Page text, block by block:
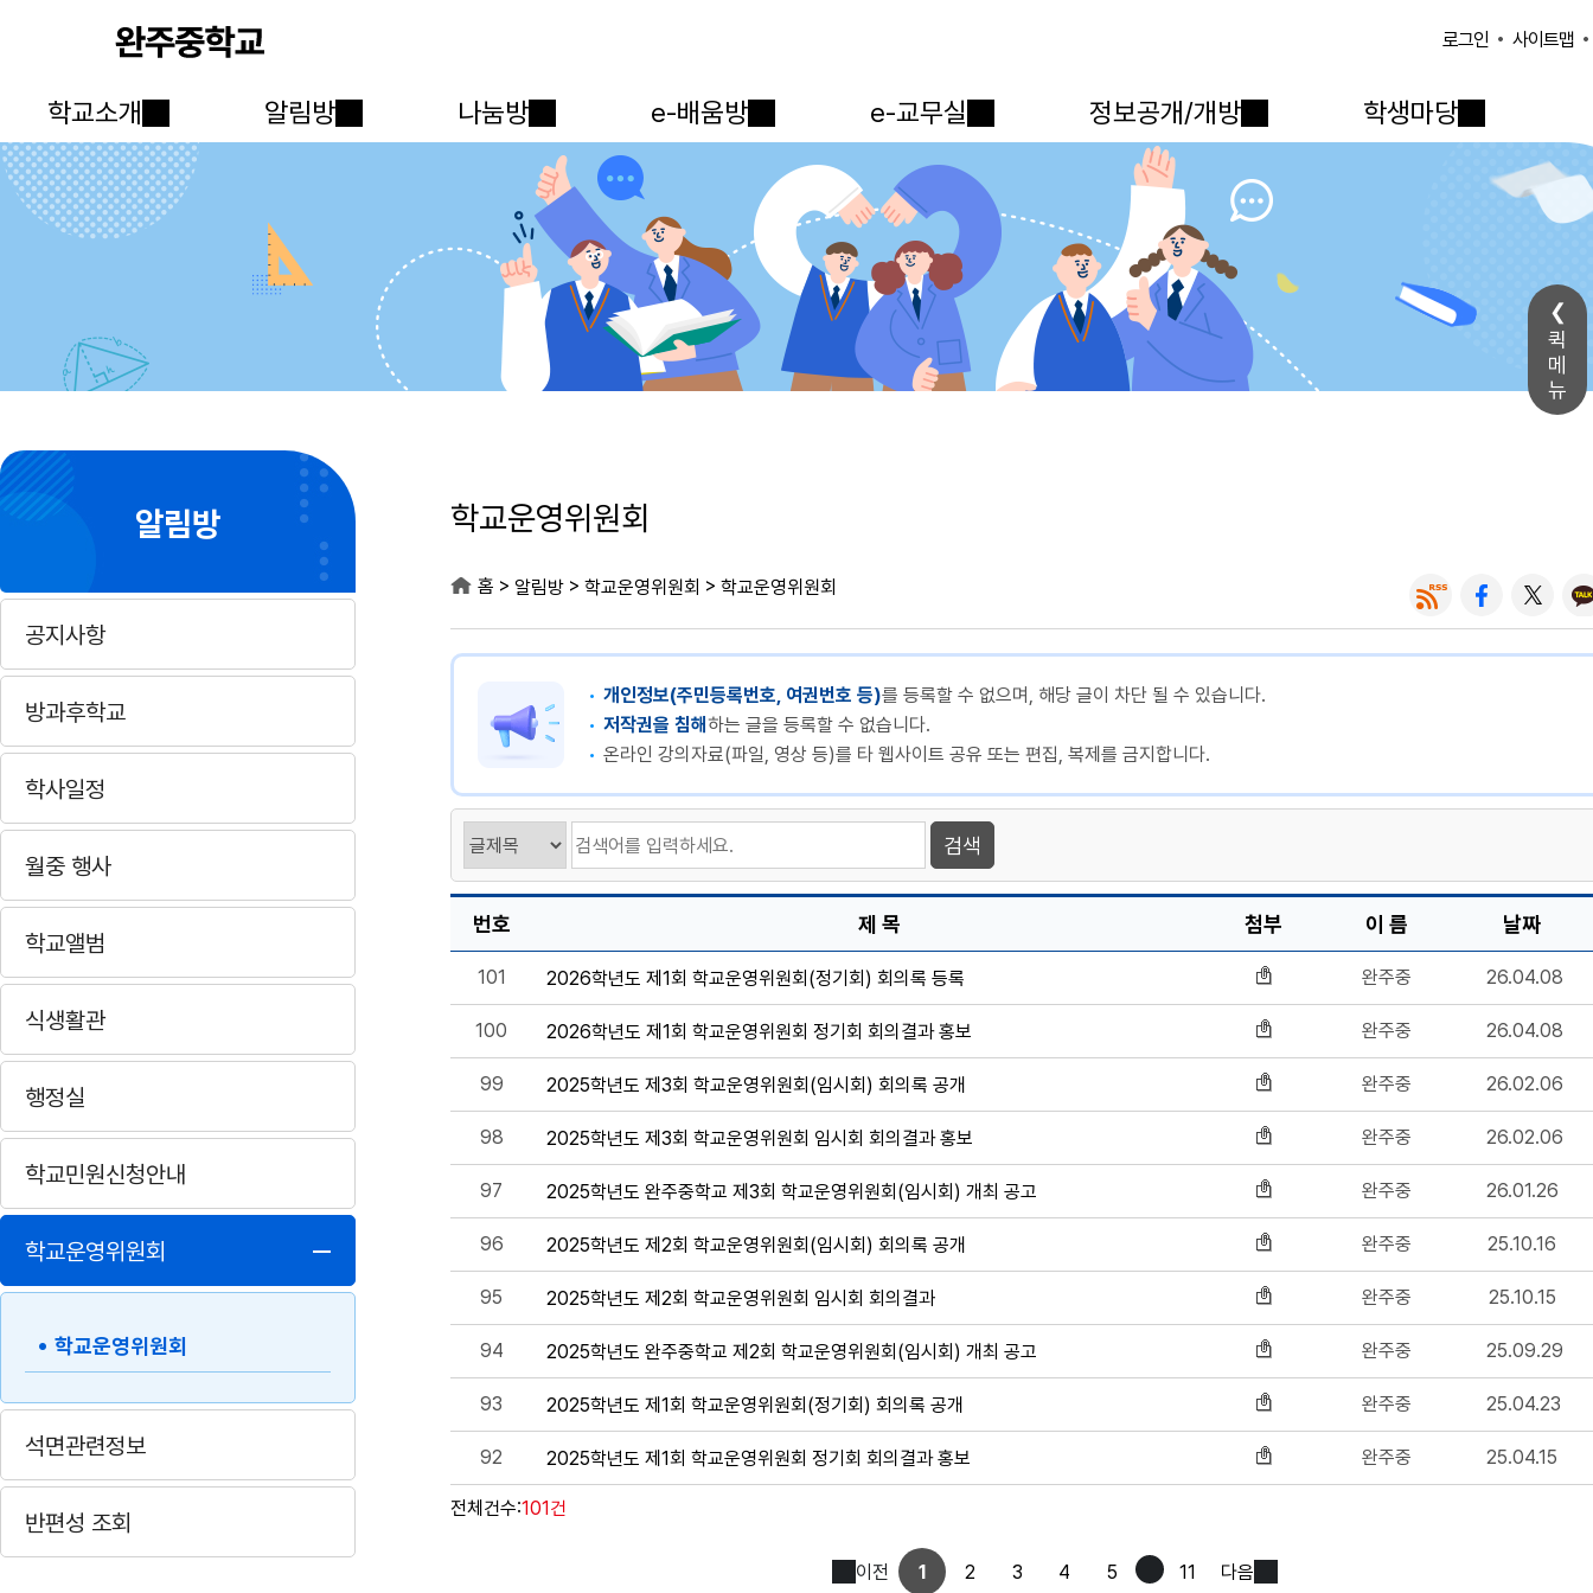
퀵
메
뉴
로그인 사이트맵
학교소개 알림방 나눔방 e-배움방 e-교무실 정보공개/개방 학생마당
알림방
공지사항
방과후학교
학사일정
월중 행사
학교앨범
식생활관
행정실
학교민원신청안내
학교운영위원회
학교운영위원회
석면관련정보
반편성 조회
학교운영위원회
홈 > 알림방 > 학교운영위원회 > 학교운영위원회
개인정보(주민등록번호, 여권번호 등)를 등록할 수 없으며, 해당 글이 차단 될 수 있습니다.
저작권을 침해하는 글을 등록할 수 없습니다.
온라인 강의자료(파일, 영상 등)를 타 웹사이트 공유 또는 편집, 복제를 금지합니다.
번호 제 목 첨부 이 름 날짜
101 2026학년도 제1회 학교운영위원회(정기회) 회의록 등록 완주중 26.04.08
100 2026학년도 제1회 학교운영위원회 정기회 회의결과 홍보 완주중 26.04.08
99 2025학년도 제3회 학교운영위원회(임시회) 회의록 공개 완주중 26.02.06
98 2025학년도 제3회 학교운영위원회 임시회 회의결과 홍보 완주중 26.02.06
97 2025학년도 완주중학교 제3회 학교운영위원회(임시회) 개최 공고 완주중 26.01.26
96 2025학년도 제2회 학교운영위원회(임시회) 회의록 공개 완주중 25.10.16
95 2025학년도 제2회 학교운영위원회 임시회 회의결과 완주중 25.10.15
94 2025학년도 완주중학교 제2회 학교운영위원회(임시회) 개최 공고 완주중 25.09.29
93 2025학년도 제1회 학교운영위원회(정기회) 회의록 공개 완주중 25.04.23
92 2025학년도 제1회 학교운영위원회 정기회 회의결과 홍보 완주중 25.04.15
전체건수:101건
이전 1 2 3 4 5 11 다음